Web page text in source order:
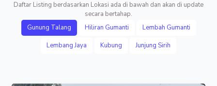
Daftar Listing berdasarkan Lokasi ada di bawah dan akan di update
secara bertahap.
Gunung Talang
Hiliran Gumanti Lembah Gumanti
Lembang Jaya Kubung Junjung Sirih